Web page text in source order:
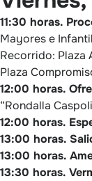
11:30 horas.
Mayores e
Recorrido: Plaza
Plaza
12:00 horas.
“Rondalla
12:00 horas.
13:00 horas.
13:00 horas.
13:30 horas.